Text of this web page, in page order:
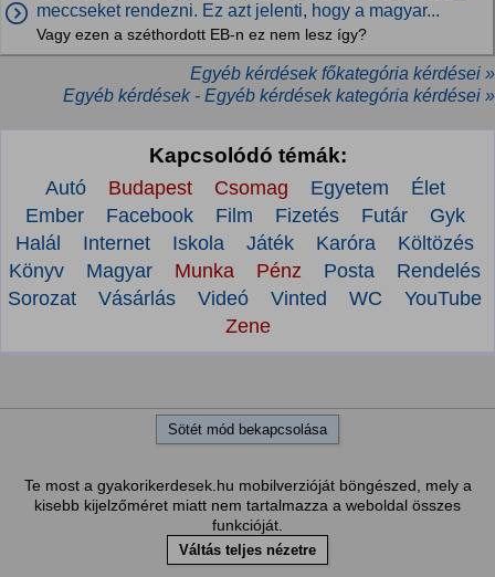
meccseket rendezni. Ez azt jelenti, hogy a magyar...
Vagy ezen a széthordott EB-n ez nem lesz így?
Egyéb kérdések főkategória kérdései »
Egyéb kérdések - Egyéb kérdések kategória kérdései »
Kapcsolódó témák:
Autó Budapest Csomag Egyetem
Élet
Ember
Facebook Film Fizetés Futár
Gyk
Halál
Internet Iskola Játék Karóra
Költözés
Könyv
Magyar Munka Pénz Posta
Rendelés
Sorozat
Vásárlás Videó Vinted WC
YouTube
Zene
Sötét mód bekapcsolása
Te most a gyakorikerdesek.hu mobilverzióját böngészed, mely a
kisebb kijelzőméret miatt nem tartalmazza a weboldal összes
funkcióját.
Váltás teljes nézetre